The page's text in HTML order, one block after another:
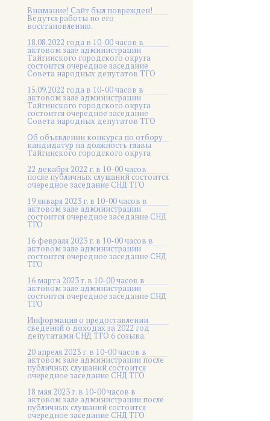
Внимание! Сайт был поврежден!
Ведутся работы по его
восстановлению.
18.08.2022 года в 10-00 часов в
актовом зале администрации
Тайгинского городского округа
состоится очередное заседание
Совета народных депутатов ТГО
15.09.2022 года в 10-00 часов в
актовом зале администрации
Тайгинского городского округа
состоится очередное заседание
Совета народных депутатов ТГО
Об объявлении конкурса по отбору
кандидатур на должность главы
Тайгинского городского округа
22 декабря 2022 г. в 10-00 часов
после публичных слушаний состоится
очередное заседание СНД ТГО
19 января 2023 г. в 10-00 часов в
актовом зале администрации
состоится очередное заседание СНД
ТГО
16 февраля 2023 г. в 10-00 часов в
актовом зале администрации
состоится очередное заседание СНД
ТГО
16 марта 2023 г. в 10-00 часов в
актовом зале администрации
состоится очередное заседание СНД
ТГО
Информация о предоставлении
сведений о доходах за 2022 год
депутатами СНД ТГО 6 созыва.
20 апреля 2023 г. в 10-00 часов в
актовом зале администрации после
публичных слушаний состоится
очередное заседание СНД ТГО
18 мая 2023 г. в 10-00 часов в
актовом зале администрации после
публичных слушаний состоится
очередное заседание СНД ТГО